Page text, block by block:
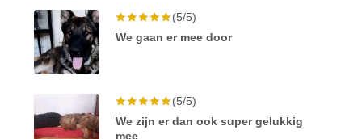
(5/5)
We gaan er mee door
(5/5)
We zijn er dan ook super gelukkig
mee